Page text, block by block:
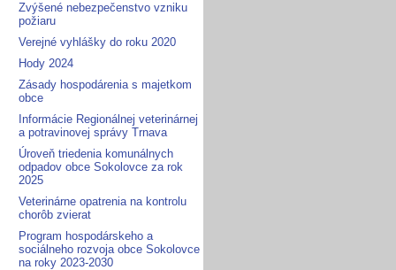
Zvýšené nebezpečenstvo vzniku
požiaru
Verejné vyhlášky do roku 2020
Hody 2024
Zásady hospodárenia s majetkom
obce
Informácie Regionálnej veterinárnej
a potravinovej správy Trnava
Úroveň triedenia komunálnych
odpadov obce Sokolovce za rok
2025
Veterinárne opatrenia na kontrolu
chorôb zvierat
Program hospodárskeho a
sociálneho rozvoja obce Sokolovce
na roky 2023-2030